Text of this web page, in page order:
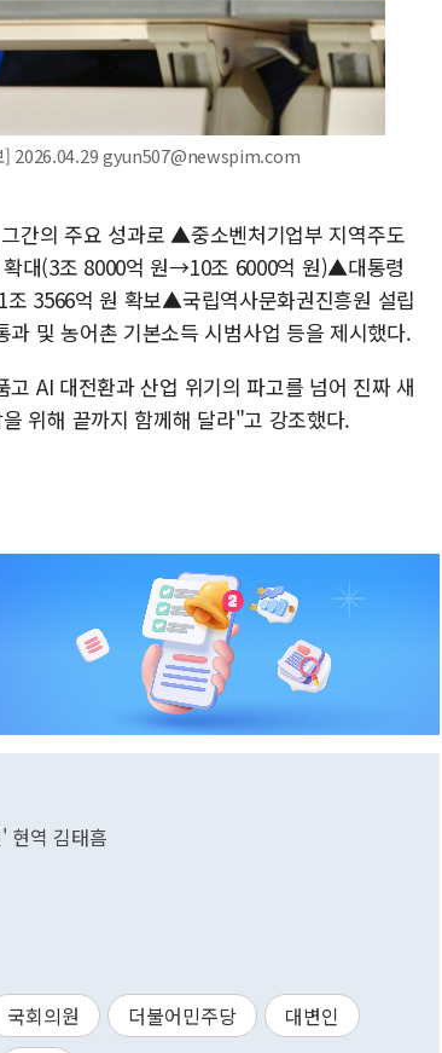
보] 2026.04.29 gyun507@newspim.com
간의 주요 성과로 ▲중소벤처기업부 지역주도
대(3조 8000억 원→10조 6000억 원)▲대통령
3566억 원 확보▲국립역사문화권진흥원 설립
및 농어촌 기본소득 시범사업 등을 제시했다.
AI 대전환과 산업 위기의 파고를 넘어 진짜 새
위해 끝까지 함께해 달라"고 강조했다.
현역 김태흠
국회의원 더불어민주당
대변인